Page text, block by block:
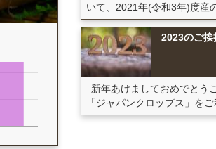
いて、2021年(令和3年)度産
2023のご挨
新年あけましておめでとう
「ジャパンクロップス」を